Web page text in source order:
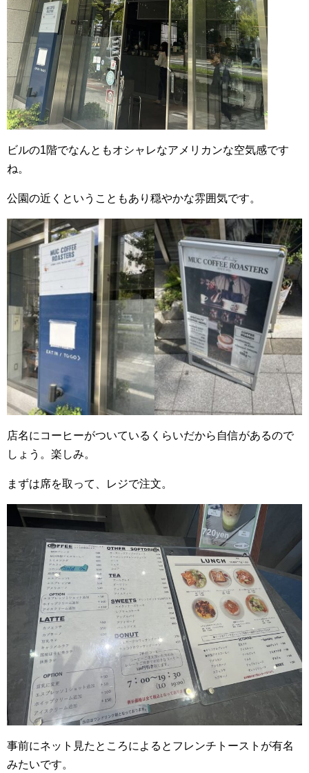
ビルの1階でなんともオシャレなアメリカンな空気感です
ね。
公園の近くということもあり穏やかな雰囲気です。
店名にコーヒーがついているくらいだから自信があるので
しょう。楽しみ。
まずは席を取って、レジで注文。
事前にネット見たところによるとフレンチトーストが有名
みたいです。